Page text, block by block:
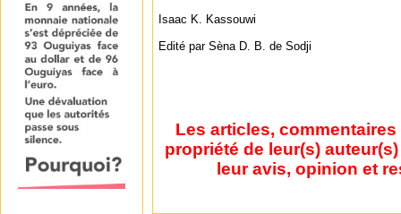
Isaac K. Kassouwi
Edité par Sèna D. B. de Sodji
Les articles,
propriété de leur(s)
leur avis, opinion et